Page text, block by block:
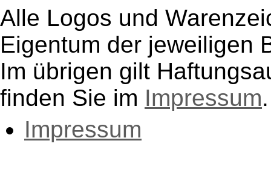
Alle Logos und
Eigentum der jeweiligen
Im übrigen gilt
finden Sie im Impressum.
Impressum